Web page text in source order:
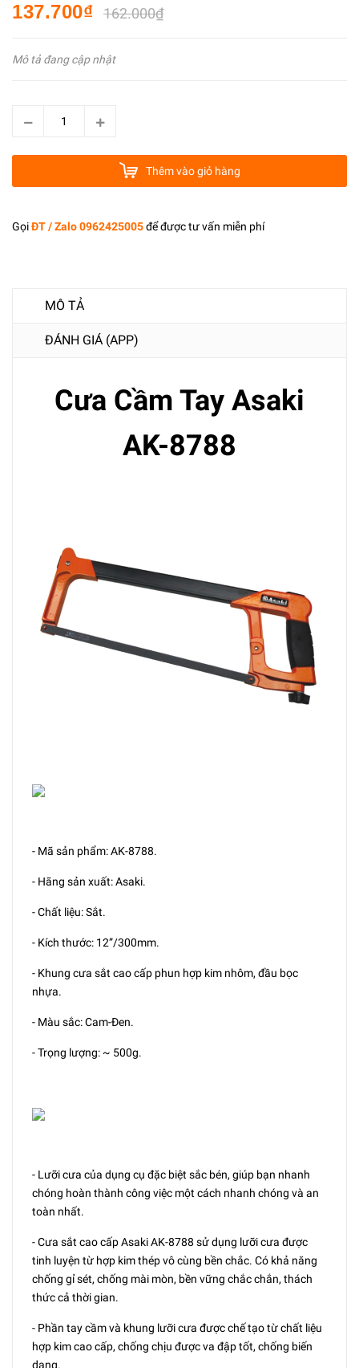
137.700₫ 162.000₫
Mô tả đang cập nhật
Thêm vào giỏ hàng
GọiĐT / Zalo 0962425005để được tư vấn miễn phí
MÔ TẢ
ĐÁNH GIÁ (APP)
Cưa Cầm Tay Asaki
AK-8788
- Mã sản phẩm: AK-8788.
- Hãng sản xuất: Asaki.
- Chất liệu: Sắt.
- Kích thước: 12”/300mm.
- Khung cưa sắt cao cấp phun hợp kim nhôm, đầu bọc
nhựa.
- Màu sắc: Cam-Đen.
- Trọng lượng: ~ 500g.
- Lưỡi cưa của dụng cụ đặc biệt sắc bén, giúp bạn nhanh
chóng hoàn thành công việc một cách nhanh chóng và an
toàn nhất.
- Cưa sắt cao cấp Asaki AK-8788 sử dụng lưỡi cưa được
tinh luyện từ hợp kim thép vô cùng bền chắc. Có khả năng
chống gỉ sét, chống mài mòn, bền vững chắc chắn, thách
thức cả thời gian.
- Phần tay cầm và khung lưỡi cưa được chế tạo từ chất liệu
hợp kim cao cấp, chống chịu được va đập tốt, chống biến
dạng.